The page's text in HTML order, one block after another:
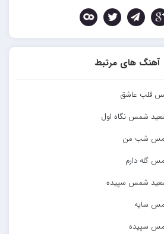
آهنگ های مرتبط
قلب عاشق
شمس نگاه اول
شمس شب من
گله دارم
سعید شمس سپیده
سایه
سپیده